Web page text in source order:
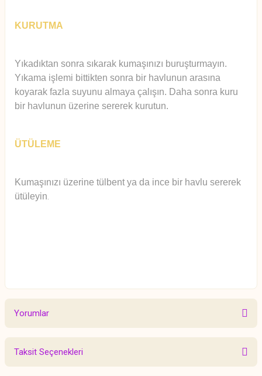
KURUTMA
Yıkadıktan sonra sıkarak kumaşınızı buruşturmayın.
Yıkama işlemi bittikten sonra bir havlunun arasına
koyarak fazla suyunu almaya çalışın. Daha sonra kuru
bir havlunun üzerine sererek kurutun.
ÜTÜLEME
Kumaşınızı üzerine tülbent ya da ince bir havlu sererek
ütüleyin.
Yorumlar
Taksit Seçenekleri